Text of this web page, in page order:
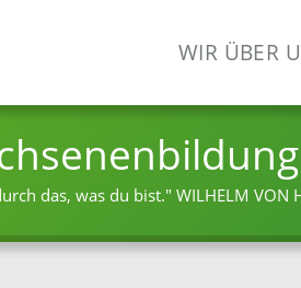
WIR ÜBER
das, was du bist." WILHELM VON